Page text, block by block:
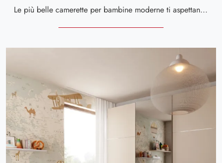
Le più belle camerette per bambine moderne ti aspettano! Scopri il modello Fly CM 361 di Giessegi.